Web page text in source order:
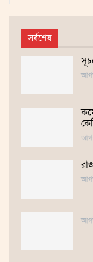
সর্বশেষ